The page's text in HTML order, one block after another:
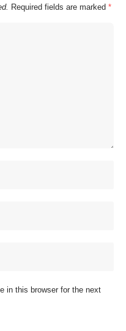
Required fields are marked *
in this browser for the next